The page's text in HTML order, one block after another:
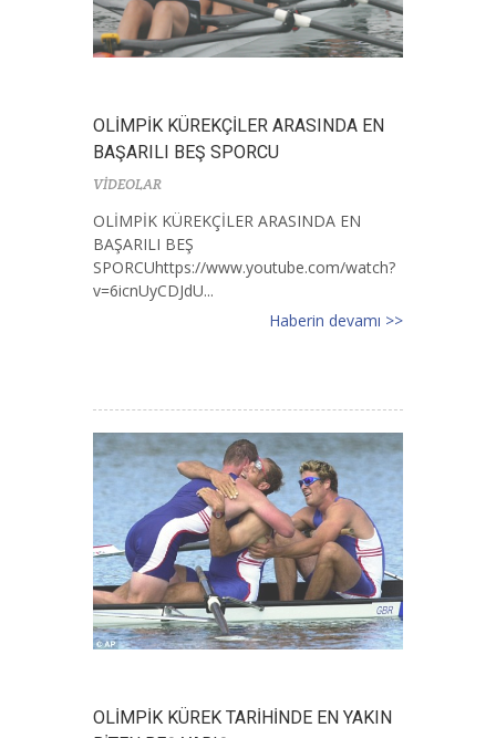
OLİMPİK KÜREKÇİLER ARASINDA EN
BAŞARILI BEŞ SPORCU
VİDEOLAR
OLİMPİK KÜREKÇİLER ARASINDA EN
BAŞARILI BEŞ
SPORCUhttps://www.youtube.com/watch?
v=6icnUyCDJdU...
Haberin devamı >>
OLİMPİK KÜREK TARİHİNDE EN YAKIN